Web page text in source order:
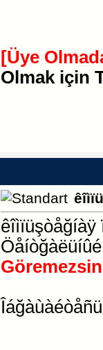
[Üye
Olmak için
êîìïüşòåğíàÿ